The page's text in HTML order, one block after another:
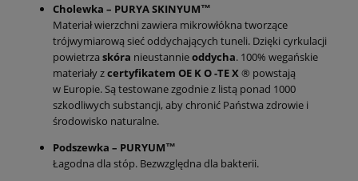
Cholewka – PURYA SKINYUM™
Materiał wierzchni zawiera mikrowłókna tworzące
trójwymiarową sieć oddychających tuneli. Dzięki cyrkulacji
powietrza skóra nieustannieoddycha. 100% wegańskie
materiały zcertyfikatem OE K O -TE X® powstają
w Europie. Są testowane zgodnie z listą ponad 1000
szkodliwych substancji, aby chronić Państwa zdrowie i
środowisko naturalne.
Podszewka – PURYUM™
Łagodna dla stóp. Bezwzględna dla bakterii.